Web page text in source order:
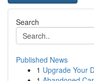
Search
Published News
1 Upgrade Your